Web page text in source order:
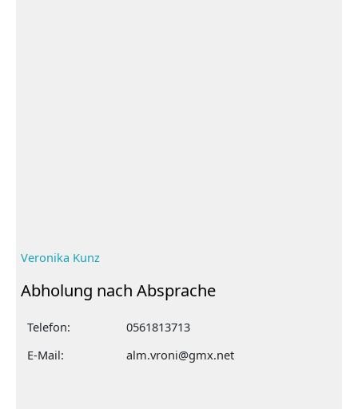
Veronika Kunz
Abholung nach Absprache
Telefon:
0561813713
E-Mail:
alm.vroni@gmx.net